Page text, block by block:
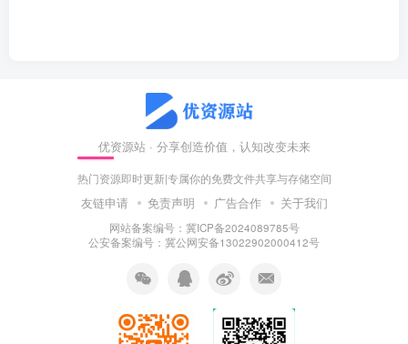
优资源站 · 分享创造价值，认知改变未来
热门资源即时更新|专属你的免费文件共享与存储空间
友链申请 免责声明 广告合作 关于我们
网站备案编号：冀ICP备2024089785号
公安备案编号：冀公网安备13022902000412号